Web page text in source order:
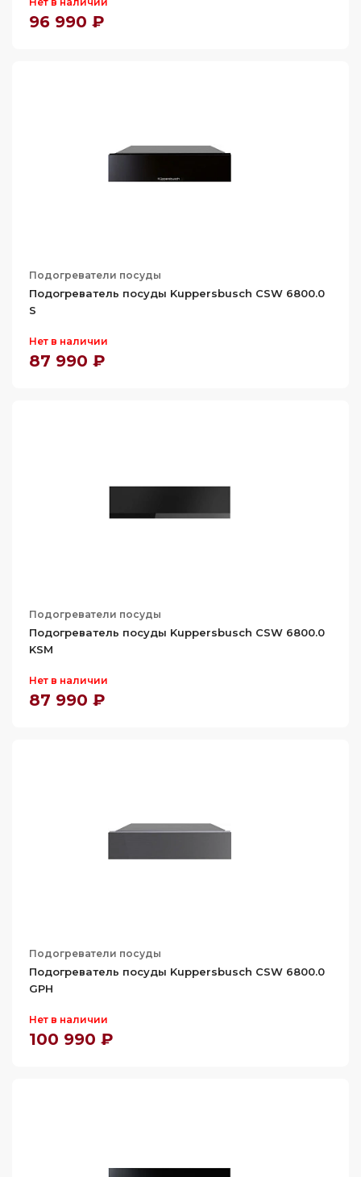
96 990 ₽
Подогреватели посуды
Подогреватель посуды Kuppersbusch CSW 6800.0
S
Нет в наличии
87 990 ₽
Подогреватели посуды
Подогреватель посуды Kuppersbusch CSW 6800.0
KSM
Нет в наличии
87 990 ₽
Подогреватели посуды
Подогреватель посуды Kuppersbusch CSW 6800.0
GPH
Нет в наличии
100 990 ₽